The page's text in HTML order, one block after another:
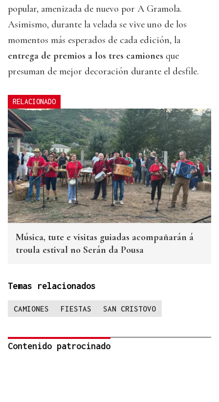
popular, amenizada de nuevo por A Gramola.
Asimismo, durante la velada se vive uno de los
momentos más esperados de cada edición, la
entrega de premios a los tres camiones que
presuman de mejor decoración durante el desfile.
RELACIONADO
Música, tute e visitas guiadas acompañarán á
troula estival no Serán da Pousa
Temas relacionados
CAMIONES FIESTAS SAN CRISTOVO
Contenido patrocinado